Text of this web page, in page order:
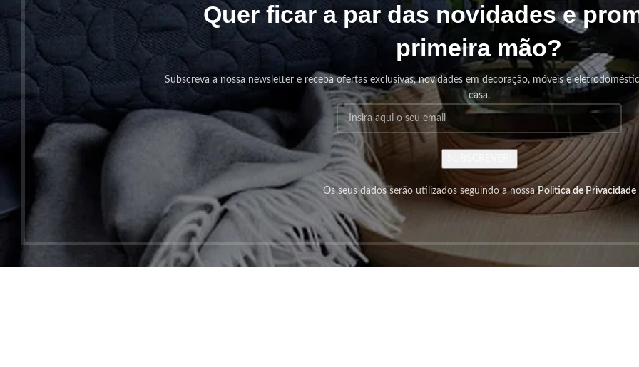
Quer ficar a par das novidades e
primeira mão?
Subscreva a nossa newsletter e receba ofertas exclusivas, novidades em decoração, móveis e
casa.
Os seus dados serão utilizados seguindo a nossaPolitica de Privacidade